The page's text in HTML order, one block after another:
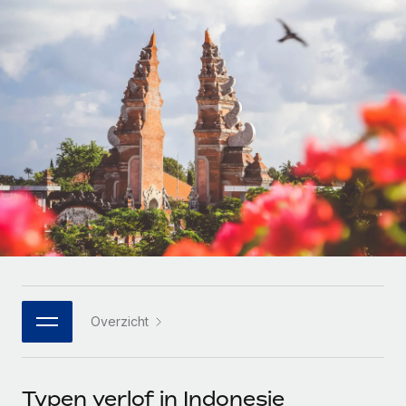
Zzp'ers internationaal onboarden en beheren
Ingewikkelde HR-taken eenvoudig uitbesteden
INFRASTRUCTUUR
Remote Embedded
HR naadloos in workflows integreren
Platform
Ingebouwde essentiële HR-functies voor je team
Integraties
GROEIFASE
Flexibele global HR en payroll solutions voor groeiende
bedrijven
Mid-market
Teams uitbreiden met HR solutions op maat
Enterprise
Global HR voor grote bedrijven
WERK MET ONS SAMEN
Strategische technologiepartners
Een partner worden
Betalingscalculator voor zzp'ers
Ontdek valuta-opties en betaalsnelheden voor
internationale zzp'ers
LEREN MET REMOTE
Onderzoek en gidsen
Casestudy's
HR-woordenlijst
Checklists en templates
Webinars
Nederlands
Français
Español
Italiano
Português (Portugal)
日本語
한국어
Inloggen
Overzicht
Typen verlof in Indonesie